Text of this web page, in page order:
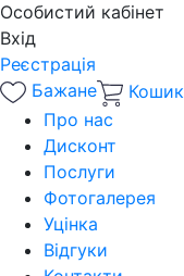
Особистий кабінет
Вхід
Реєстрація
Бажане
Кошик
Про нас
Дисконт
Послуги
Фотогалерея
Уцінка
Відгуки